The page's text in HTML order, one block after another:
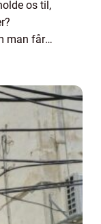
os til,
man får